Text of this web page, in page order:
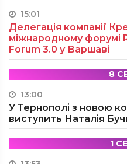
15:01
Делегація компанії
міжнародному форумі
Forum 3.0 у Варшаві
8
13:00
У Тернополі з новою
виступить Наталія
1